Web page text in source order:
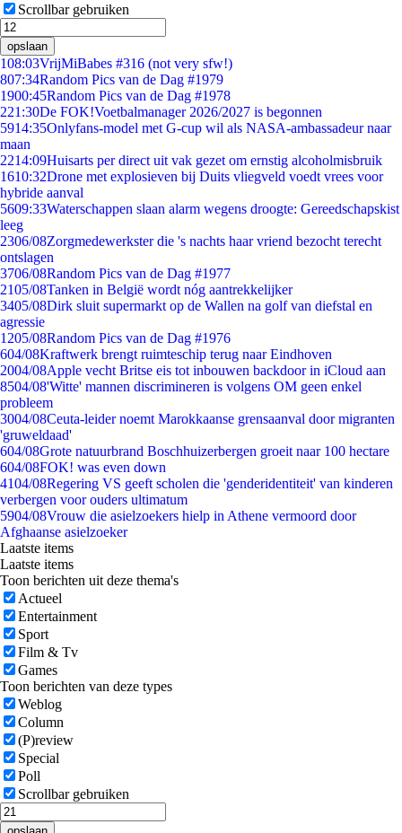
Scrollbar gebruiken
opslaan
108:03VrijMiBabes #316 (not very sfw!)
807:34Random Pics van de Dag #1979
1900:45Random Pics van de Dag #1978
221:30De FOK!Voetbalmanager 2026/2027 is begonnen
5914:35Onlyfans-model met G-cup wil als NASA-ambassadeur naar
maan
2214:09Huisarts per direct uit vak gezet om ernstig alcoholmisbruik
1610:32Drone met explosieven bij Duits vliegveld voedt vrees voor
hybride aanval
5609:33Waterschappen slaan alarm wegens droogte: Gereedschapskist
leeg
2306/08Zorgmedewerkster die 's nachts haar vriend bezocht terecht
ontslagen
3706/08Random Pics van de Dag #1977
2105/08Tanken in België wordt nóg aantrekkelijker
3405/08Dirk sluit supermarkt op de Wallen na golf van diefstal en
agressie
1205/08Random Pics van de Dag #1976
604/08Kraftwerk brengt ruimteschip terug naar Eindhoven
2004/08Apple vecht Britse eis tot inbouwen backdoor in iCloud aan
8504/08'Witte' mannen discrimineren is volgens OM geen enkel
probleem
3004/08Ceuta-leider noemt Marokkaanse grensaanval door migranten
'gruweldaad'
604/08Grote natuurbrand Boschhuizerbergen groeit naar 100 hectare
604/08FOK! was even down
4104/08Regering VS geeft scholen die 'genderidentiteit' van kinderen
verbergen voor ouders ultimatum
5904/08Vrouw die asielzoekers hielp in Athene vermoord door
Afghaanse asielzoeker
Laatste items
Laatste items
Toon berichten uit deze thema's
Actueel
Entertainment
Sport
Film & Tv
Games
Toon berichten van deze types
Weblog
Column
(P)review
Special
Poll
Scrollbar gebruiken